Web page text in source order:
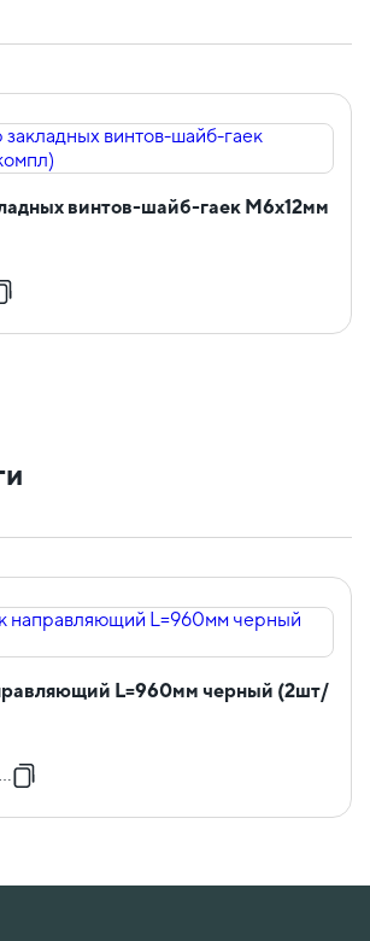
винтов-шайб-гаек M6x12мм
L=960мм черный (2шт/
R